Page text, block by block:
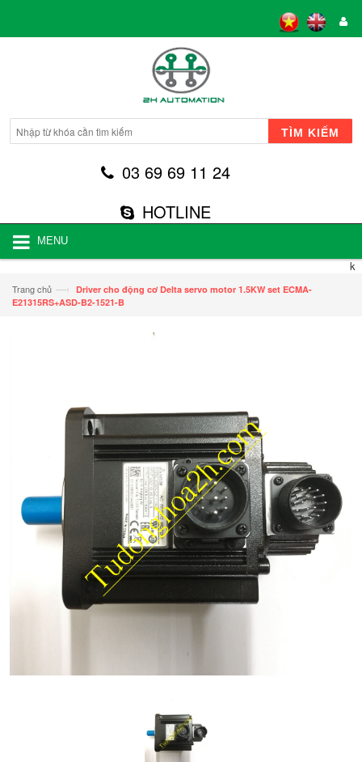
TÌM KIẾM
03 69 69 11 24
HOTLINE
MENU
k
Trang chủ —› Driver cho động cơ Delta servo motor 1.5KW set ECMA-
E21315RS+ASD-B2-1521-B